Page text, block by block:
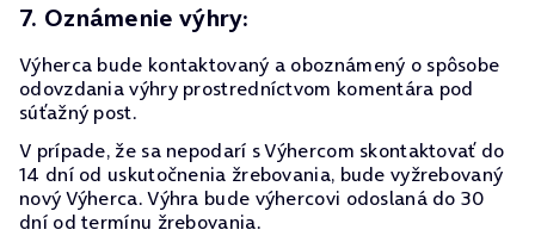
7. Oznámenie výhry:
Výherca bude kontaktovaný a oboznámený o spôsobe
odovzdania výhry prostredníctvom komentára pod
súťažný post.
V prípade, že sa nepodarí s Výhercom skontaktovať do
14 dní od uskutočnenia žrebovania, bude vyžrebovaný
nový Výherca. Výhra bude výhercovi odoslaná do 30
dní od termínu žrebovania.